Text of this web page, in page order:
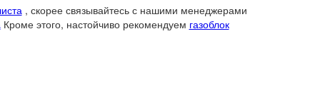
, скорее связывайтесь с нашими менеджерами
Кроме этого, настойчиво рекомендуем газоблок